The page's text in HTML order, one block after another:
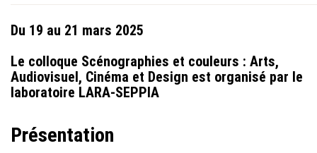
Du 19 au 21 mars 2025
Le colloque Scénographies et couleurs : Arts,
Audiovisuel, Cinéma et Design est organisé par le
laboratoire LARA-SEPPIA
Présentation